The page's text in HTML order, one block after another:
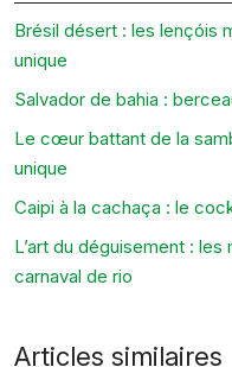
Brésil désert : les lençóis
unique
Salvador de bahia :
Le cœur battant de la
unique
Caipi à la cachaça : le
L’art du déguisement :
carnaval de rio
Articles similaires